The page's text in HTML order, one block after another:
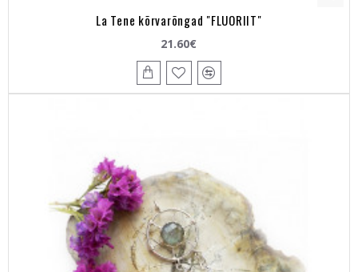
La Tene kõrvarõngad "FLUORIIT"
21.60€